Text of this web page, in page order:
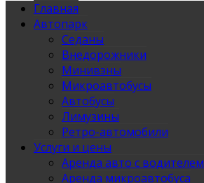
Главная
Автопарк
Седаны
Внедорожники
Минивэны
Микроавтобусы
Автобусы
Лимузины
Ретро-автомобили
Услуги и цены
Аренда авто с водителем
Аренда микроавтобуса